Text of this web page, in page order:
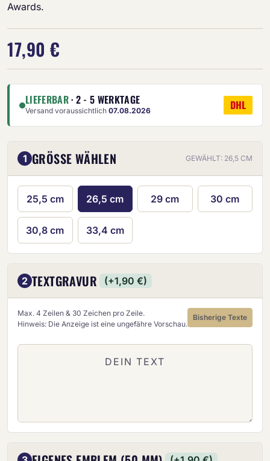
Awards.
17,90 €
LIEFERBAR· 2 - 5 WERKTAGE
Versand voraussichtlich 07.08.2026 DHL
1 GRÖSSE WÄHLEN GEWÄHLT: 26,5 CM
25,5 cm 26,5 cm 29 cm 30 cm
30,8 cm 33,4 cm
2 TEXTGRAVUR (+1,90 €)
Max. 4 Zeilen & 30 Zeichen pro Zeile.
Hinweis: Die Anzeige ist eine ungefähre Vorschau.
Bisherige Texte